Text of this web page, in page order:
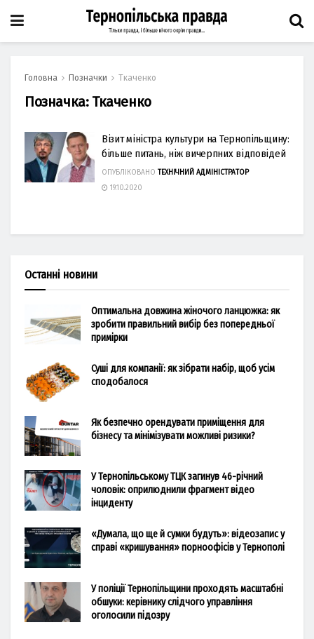
Головна Позначки Ткаченко
Позначка: Ткаченко
Візит міністра культури на Тернопільщину:
більше питань, ніж вичерпних відповідей
ОПУБЛІКОВАНО ТЕХНІЧНИЙ АДМІНІСТРАТОР
19.10.2020
Останні новини
Оптимальна довжина жіночого ланцюжка: як
зробити правильний вибір без попередньої
примірки
Суші для компанії: як зібрати набір, щоб усім
сподобалося
Як безпечно орендувати приміщення для
бізнесу та мінімізувати можливі ризики?
У Тернопільському ТЦК загинув 46-річний
чоловік: оприлюднили фрагмент відео
інциденту
«Думала, що ще й сумки будуть»: відеозапис у
справі «кришування» порноофісів у Тернополі
У поліції Тернопільщини проходять масштабні
обшуки: керівнику слідчого управління
оголосили підозру